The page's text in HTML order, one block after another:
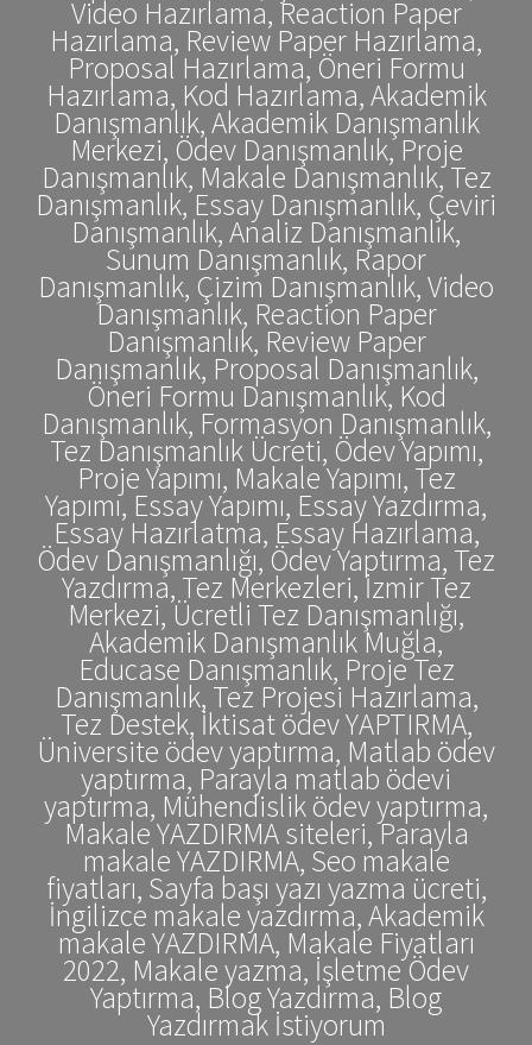
Video Hazırlama, Reaction Paper
Hazırlama, Review Paper Hazırlama,
Proposal Hazırlama, Öneri Formu
Hazırlama, Kod Hazırlama, Akademik
Danışmanlık, Akademik Danışmanlık
Merkezi, Ödev Danışmanlık, Proje
Danışmanlık, Makale Danışmanlık, Tez
Danışmanlık, Essay Danışmanlık, Çeviri
Danışmanlık, Analiz Danışmanlık,
Sunum Danışmanlık, Rapor
Danışmanlık, Çizim Danışmanlık, Video
Danışmanlık, Reaction Paper
Danışmanlık, Review Paper
Danışmanlık, Proposal Danışmanlık,
Öneri Formu Danışmanlık, Kod
Danışmanlık, Formasyon Danışmanlık,
Tez Danışmanlık Ücreti, Ödev Yapımı,
Proje Yapımı, Makale Yapımı, Tez
Yapımı, Essay Yapımı, Essay Yazdırma,
Essay Hazırlatma, Essay Hazırlama,
Ödev Danışmanlığı, Ödev Yaptırma, Tez
Yazdırma, Tez Merkezleri, İzmir Tez
Merkezi, Ücretli Tez Danışmanlığı,
Akademik Danışmanlık Muğla,
Educase Danışmanlık, Proje Tez
Danışmanlık, Tez Projesi Hazırlama,
Tez Destek, İktisat ödev YAPTIRMA,
Üniversite ödev yaptırma, Matlab ödev
yaptırma, Parayla matlab ödevi
yaptırma, Mühendislik ödev yaptırma,
Makale YAZDIRMA siteleri, Parayla
makale YAZDIRMA, Seo makale
fiyatları, Sayfa başı yazı yazma ücreti,
İngilizce makale yazdırma, Akademik
makale YAZDIRMA, Makale Fiyatları
2022, Makale yazma, İşletme Ödev
Yaptırma, Blog Yazdırma, Blog
Yazdırmak İstiyorum